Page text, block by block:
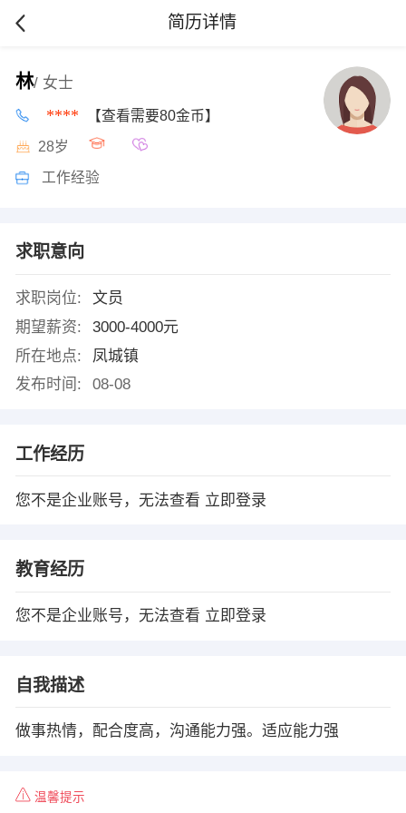
简历详情
林/ 女士
**** 【查看需要80金币】
28岁
工作经验
求职意向
求职岗位:
文员
期望薪资:
3000-4000元
所在地点:
凤城镇
发布时间:
08-08
工作经历
您不是企业账号，无法查看 立即登录
教育经历
您不是企业账号，无法查看 立即登录
自我描述
做事热情，配合度高，沟通能力强。适应能力强
温馨提示